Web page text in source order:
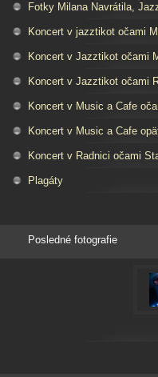
Fotky Milana Navrátila,
Koncert v jazztikot očami
Koncert v Jazztikot očami
Koncert v Jazztikot očami
Koncert v Music a Cafe
Koncert v Music a Cafe
Koncert v Radnici očami
Plagáty
Posledné fotografie